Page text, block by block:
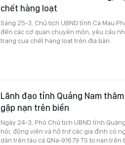
chết hàng loạt
Sáng 25-3, Chủ tịch UBND tỉnh Cà Mau
đến các cơ quan chuyên môn, yêu cầu
trạng cua chết hàng loạt trên địa bàn.
Lãnh đạo tỉnh Quảng Nam
gặp nạn trên biển
Ngày 24-3, Phó Chủ tịch UBND tỉnh
hỏi, động viên và hỗ trợ các gia đình có
dân trên tàu cá QNa-91679 TS bị nạn trên